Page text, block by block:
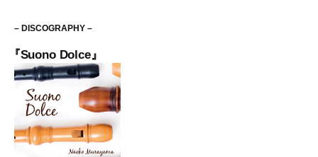
– DISCOGRAPHY –
Suono Dolce』